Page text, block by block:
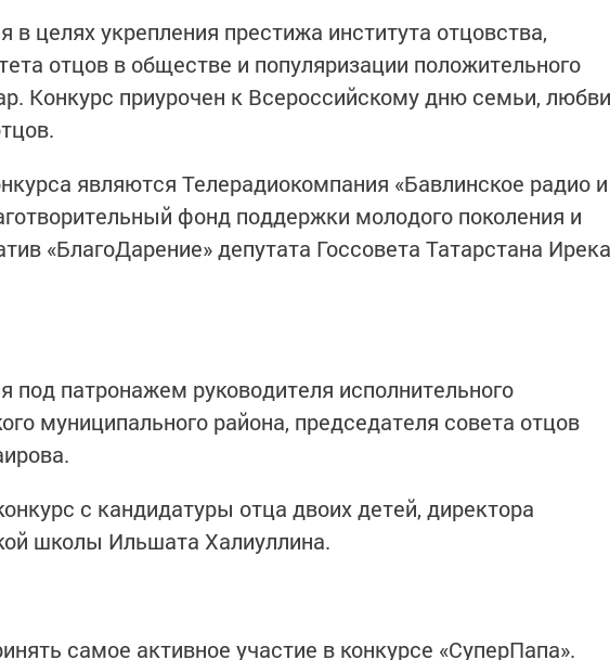
в целях укрепления престижа института отцовства,
отцов в обществе и популяризации положительного
Конкурс приурочен к Всероссийскому дню семьи, любви
являются Телерадиокомпания «Бавлинское радио и
фонд поддержки молодого поколения и
«БлагоДарение» депутата Госсовета Татарстана Ирека
под патронажем руководителя исполнительного
муниципального района, председателя совета отцов
с кандидатуры отца двоих детей, директора
школы Ильшата Халиуллина.
самое активное участие в конкурсе «СуперПапа».